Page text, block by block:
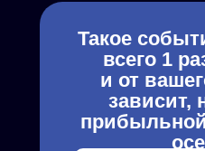
Такое
всего 1
и от
зависит,